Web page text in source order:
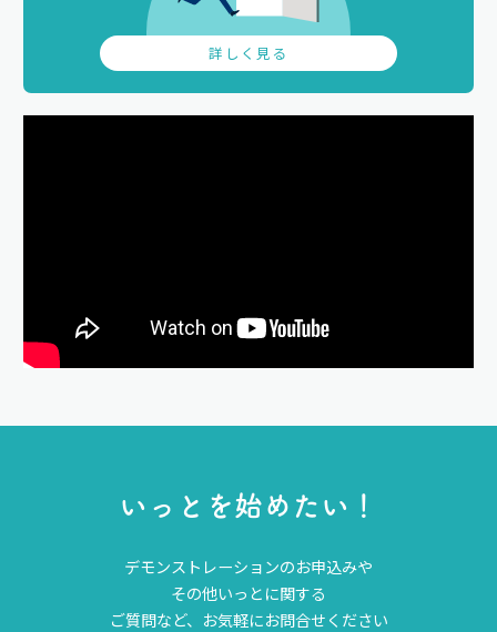
詳しく見る
い っ と を始め た い ！
デモンストレーションのお申込みや
その他いっとに関する
ご質問など、お気軽にお問合せください